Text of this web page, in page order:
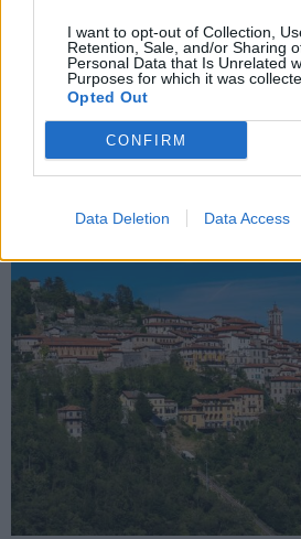
I want to opt-out of Collection,
Retention, Sale, and/or Sharing
Personal Data that Is Unrelated
Purposes for which it was
Opted Out
CONFIRM
Data Deletion Data Access
Il violoncellista varesino
Losito in tour con Arisa